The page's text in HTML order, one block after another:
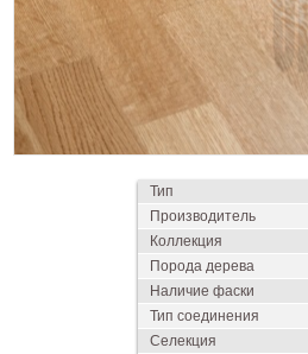
Тип
Производитель
Коллекция
Порода дерева
Наличие фаски
Тип соединения
Селекция